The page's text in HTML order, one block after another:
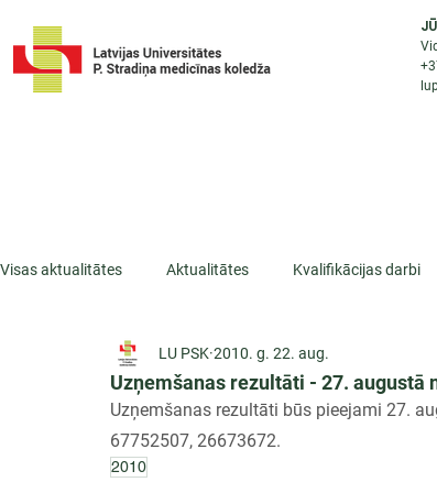
Visas aktualitātes Aktualitātes Kvalifikācijas darbi
ESF projekti Iepazīsti profesiju
Uzņemšanas rezultāti - 27. augustā
LU PSK 2010. g. 22. aug.
Uzņemšanas rezultāti būs pieejami 27.
67752507, 26673672.
2010